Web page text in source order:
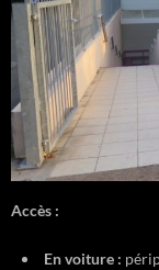
Accès :
En voiture :